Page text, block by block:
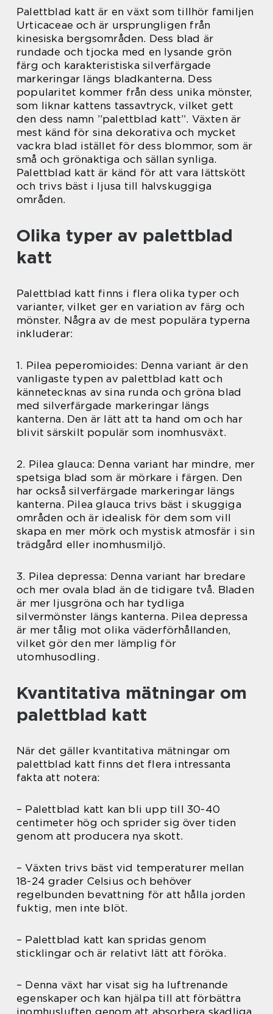
Palettblad katt är en växt som tillhör familjen
Urticaceae och är ursprungligen från
kinesiska bergsområden. Dess blad är
rundade och tjocka med en lysande grön
färg och karakteristiska silverfärgade
markeringar längs bladkanterna. Dess
popularitet kommer från dess unika mönster,
som liknar kattens tassavtryck, vilket gett
den dess namn ”palettblad katt”. Växten är
mest känd för sina dekorativa och mycket
vackra blad istället för dess blommor, som är
små och grönaktiga och sällan synliga.
Palettblad katt är känd för att vara lättskött
och trivs bäst i ljusa till halvskuggiga
områden.
Olika typer av palettblad
katt
Palettblad katt finns i flera olika typer och
varianter, vilket ger en variation av färg och
mönster. Några av de mest populära typerna
inkluderar:
1. Pilea peperomioides: Denna variant är den
vanligaste typen av palettblad katt och
kännetecknas av sina runda och gröna blad
med silverfärgade markeringar längs
kanterna. Den är lätt att ta hand om och har
blivit särskilt populär som inomhusväxt.
2. Pilea glauca: Denna variant har mindre, mer
spetsiga blad som är mörkare i färgen. Den
har också silverfärgade markeringar längs
kanterna. Pilea glauca trivs bäst i skuggiga
områden och är idealisk för dem som vill
skapa en mer mörk och mystisk atmosfär i sin
trädgård eller inomhusmiljö.
3. Pilea depressa: Denna variant har bredare
och mer ovala blad än de tidigare två. Bladen
är mer ljusgröna och har tydliga
silvermönster längs kanterna. Pilea depressa
är mer tålig mot olika väderförhållanden,
vilket gör den mer lämplig för
utomhusodling.
Kvantitativa mätningar om
palettblad katt
När det gäller kvantitativa mätningar om
palettblad katt finns det flera intressanta
fakta att notera:
– Palettblad katt kan bli upp till 30-40
centimeter hög och sprider sig över tiden
genom att producera nya skott.
– Växten trivs bäst vid temperaturer mellan
18-24 grader Celsius och behöver
regelbunden bevattning för att hålla jorden
fuktig, men inte blöt.
– Palettblad katt kan spridas genom
sticklingar och är relativt lätt att föröka.
– Denna växt har visat sig ha luftrenande
egenskaper och kan hjälpa till att förbättra
inomhusluften genom att absorbera skadliga